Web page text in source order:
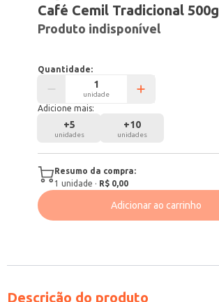
Café Cemil Tradicional 500g
Produto indisponível
Quantidade:
unidade
Adicione mais:
+5
unidades
+10
unidades
Resumo da compra:
1 unidade · R$ 0,00
Adicionar ao carrinho
Descrição do produto